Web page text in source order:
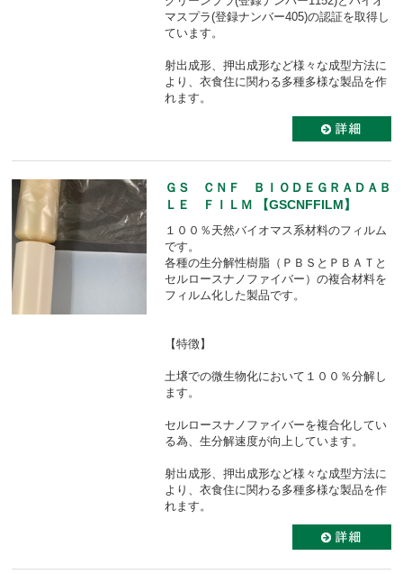
マスプラ(登録ナンバー405)の認証を取得し
ています。
射出成形、押出成形など様々な成型方法に
より、衣食住に関わる多種多様な製品を作
れます。
ＧＳ ＣＮＦ ＢＩＯＤＥＧＲＡＤＡＢ
ＬＥ ＦＩＬＭ 【GSCNFFILM】
１００％天然バイオマス系材料のフィルム
です。
各種の生分解性樹脂（ＰＢＳとＰＢＡＴと
セルロースナノファイバー）の複合材料を
フィルム化した製品です。
【特徴】
土壌での微生物化において１００％分解し
ます。
セルロースナノファイバーを複合化してい
る為、生分解速度が向上しています。
射出成形、押出成形など様々な成型方法に
より、衣食住に関わる多種多様な製品を作
れます。